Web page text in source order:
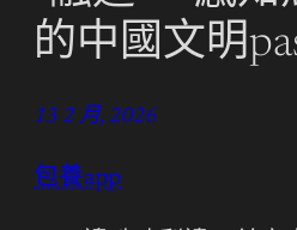
的中國文明
13 2 月, 2026
包養app